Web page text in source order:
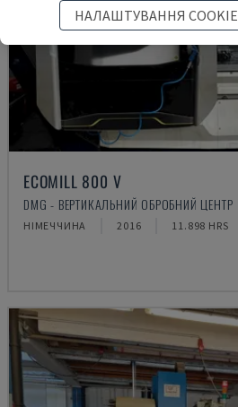
ECOMILL 800 V
DMG - ВЕРТИКАЛЬНИЙ ОБРОБНИЙ ЦЕНТР
НІМЕЧЧИНА 2016 11.898 HRS
НАЛАШТУВАННЯ COOKIE